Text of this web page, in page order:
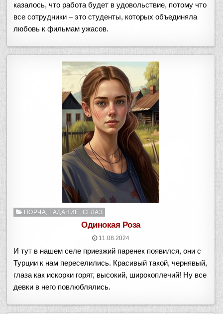
казалось, что работа будет в удовольствие, потому что
все сотрудники – это студенты, которых объединяла
любовь к фильмам ужасов.
Опубликовано
ПОРЧА, ГАДАНИЕ, СГЛАЗ
Одинокая Роза
11.08.2024
И тут в нашем селе приезжий паренек появился, они с
Турции к нам переселились. Красивый такой, чернявый,
глаза как искорки горят, высокий, широкоплечий! Ну все
девки в него повлюблялись.